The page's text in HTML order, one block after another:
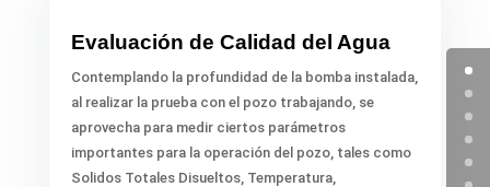
Evaluación de Calidad del Agua
Contemplando la profundidad de la bomba instalada,
al realizar la prueba con el pozo trabajando, se
aprovecha para medir ciertos parámetros
importantes para la operación del pozo, tales como
Solidos Totales Disueltos, Temperatura,